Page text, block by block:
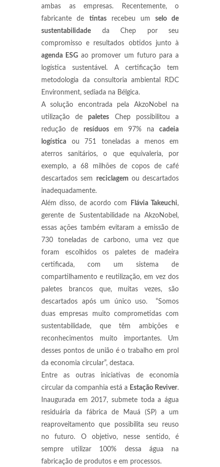
ambas as empresas. Recentemente, o
fabricante de tintasrecebeu um selo de
sustentabilidade da Chep por seu
compromisso e resultados obtidos junto à
agenda ESG ao promover um futuro para a
logística sustentável. A certificação tem
metodologia da consultoria ambiental RDC
Environment, sediada na Bélgica.
A solução encontrada pela AkzoNobel na
utilização depaletes Chep possibilitou a
redução de resíduosem 97% nacadeia
logística ou 751 toneladas a menos em
aterros sanitários, o que equivaleria, por
exemplo, a 68 milhões de copos de café
descartados sem reciclagem ou descartados
inadequadamente.
Além disso, de acordo com
Flávia Takeuchi,
gerente de Sustentabilidade na AkzoNobel,
essas ações também evitaram a emissão de
730 toneladas de carbono, uma vez que
foram escolhidos os paletes de madeira
certificada, com um sistema de
compartilhamento e reutilização, em vez dos
paletes brancos que, muitas vezes, são
descartados após um único uso. “Somos
duas empresas muito comprometidas com
sustentabilidade, que têm ambições e
reconhecimentos muito importantes. Um
desses pontos de união é o trabalho em prol
da economia circular”, destaca.
Entre as outras iniciativas de economia
circular da companhia está a Estação Reviver.
Inaugurada em 2017, submete toda a água
residuária da fábrica de Mauá (SP) a um
reaproveitamento que possibilita seu reuso
no futuro. O objetivo, nesse sentido, é
sempre utilizar 100% dessa água na
fabricação de produtos e em processos.